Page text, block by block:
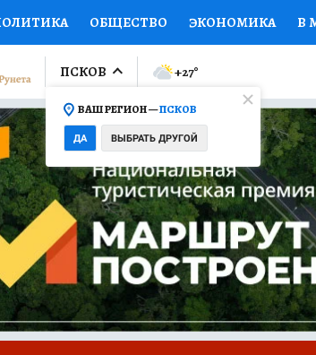
ОБЩЕСТВО ЭКОНОМИКА В
КОЛУМНИСТЫ ПРОИСШЕСТВИЯ
ОТКРЫВАЕМ МИР Я ЗНАЮ СЕМЬЯ
ПРОМОКОДЫ СЕРИАЛЫ
КОЛЛЕКЦИИ КОНКУРСЫ
НА САЙТЕ
ПСКОВ
ВАШ РЕГИОН —ПСКОВ
ДА ВЫБРАТЬ ДРУГОЙ
+27°